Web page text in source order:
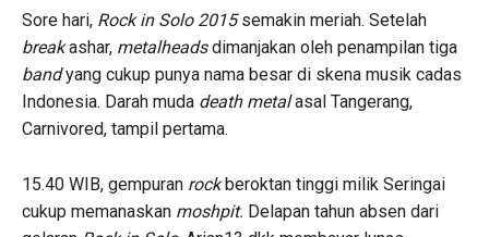
Sore hari, Rock in Solo 2015semakin meriah. Setelah
breakashar, metalheadsdimanjakan oleh penampilan tiga
bandyang cukup punya nama besar di skena musik cadas
Indonesia. Darah muda death metalasal Tangerang,
Carnivored, tampil pertama.
15.40 WIB, gempuran rockberoktan tinggi milik Seringai
cukup memanaskan moshpit. Delapan tahun absen dari